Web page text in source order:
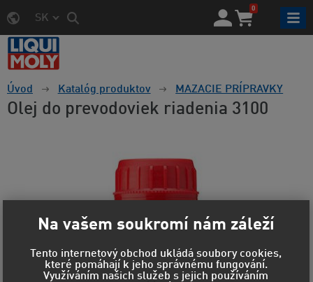
SK
0
Úvod Katalóg produktov MAZACIE PRÍPRAVKY
Olej do prevodoviek riadenia 3100
Na vašem soukromí nám záleží
Tento internetový obchod ukládá soubory cookies,
které pomáhají k jeho správnému fungování.
Využíváním našich služeb s jejich používáním